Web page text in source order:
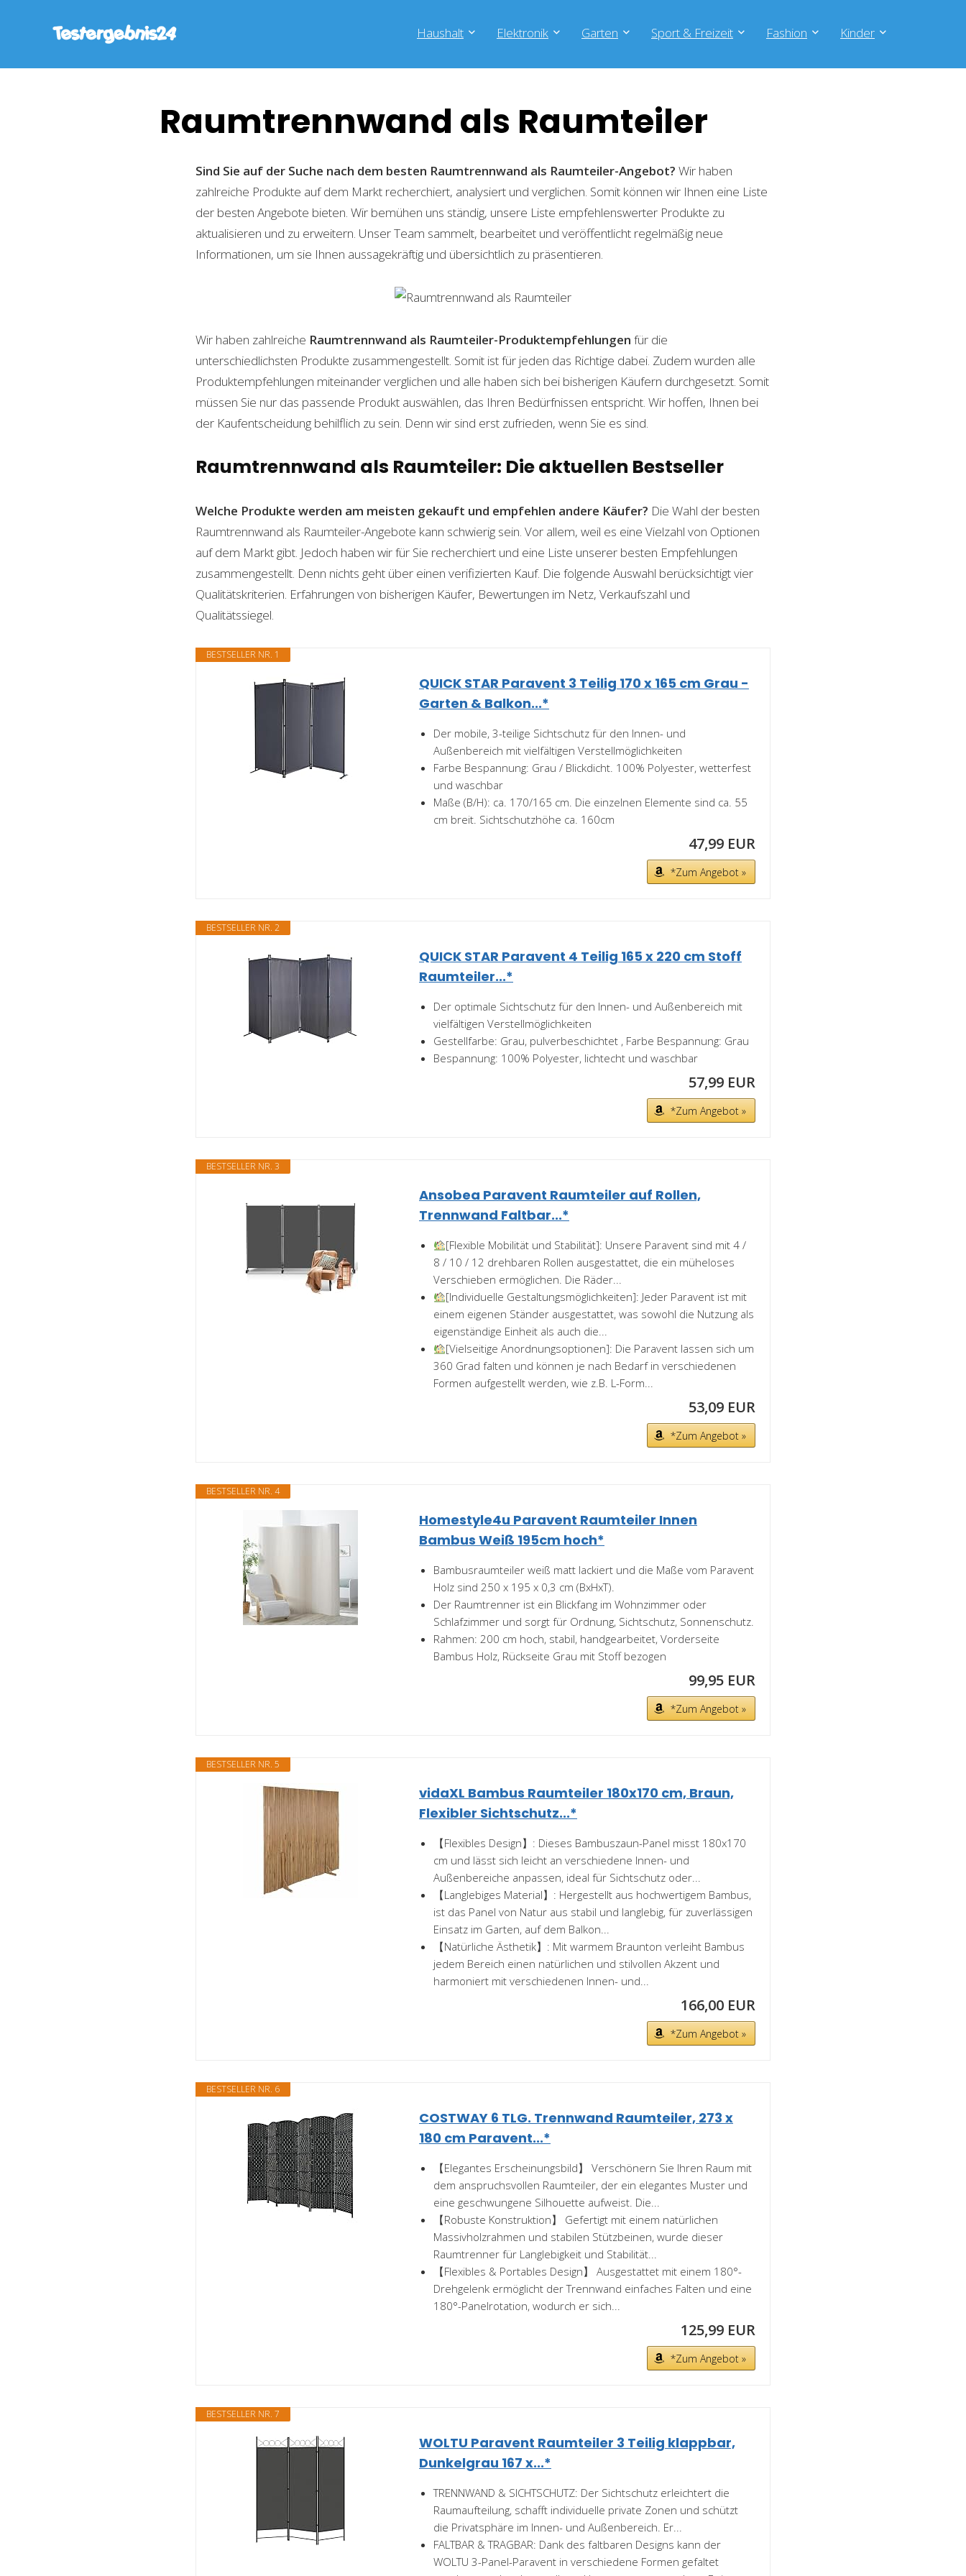
Haushalt Elektronik Garten Sport & Freizeit Fashion Kinder
Raumtrennwand als Raumteiler
Sind Sie auf der Suche nach dem besten Raumtrennwand als Raumteiler-Angebot? Wir haben
zahlreiche Produkte auf dem Markt recherchiert, analysiert und verglichen. Somit können wir Ihnen eine Liste
der besten Angebote bieten. Wir bemühen uns ständig, unsere Liste empfehlenswerter Produkte zu
aktualisieren und zu erweitern. Unser Team sammelt, bearbeitet und veröffentlicht regelmäßig neue
Informationen, um sie Ihnen aussagekräftig und übersichtlich zu präsentieren.
Wir haben zahlreiche Raumtrennwand als Raumteiler-Produktempfehlungen für die
unterschiedlichsten Produkte zusammengestellt. Somit ist für jeden das Richtige dabei. Zudem wurden alle
Produktempfehlungen miteinander verglichen und alle haben sich bei bisherigen Käufern durchgesetzt. Somit
müssen Sie nur das passende Produkt auswählen, das Ihren Bedürfnissen entspricht. Wir hoffen, Ihnen bei
der Kaufentscheidung behilflich zu sein. Denn wir sind erst zufrieden, wenn Sie es sind.
Raumtrennwand als Raumteiler: Die aktuellen Bestseller
Welche Produkte werden am meisten gekauft und empfehlen andere Käufer? Die Wahl der besten
Raumtrennwand als Raumteiler-Angebote kann schwierig sein. Vor allem, weil es eine Vielzahl von Optionen
auf dem Markt gibt. Jedoch haben wir für Sie recherchiert und eine Liste unserer besten Empfehlungen
zusammengestellt. Denn nichts geht über einen verifizierten Kauf. Die folgende Auswahl berücksichtigt vier
Qualitätskriterien. Erfahrungen von bisherigen Käufer, Bewertungen im Netz, Verkaufszahl und
Qualitätssiegel.
BESTSELLER NR. 1
QUICK STAR Paravent 3 Teilig 170 x 165 cm Grau -
Garten & Balkon...*
Der mobile, 3-teilige Sichtschutz für den Innen- und
Außenbereich mit vielfältigen Verstellmöglichkeiten
Farbe Bespannung: Grau / Blickdicht. 100% Polyester, wetterfest
und waschbar
Maße (B/H): ca. 170/165 cm. Die einzelnen Elemente sind ca. 55
cm breit. Sichtschutzhöhe ca. 160cm
47,99 EUR
*Zum Angebot »
BESTSELLER NR. 2
QUICK STAR Paravent 4 Teilig 165 x 220 cm Stoff
Raumteiler...*
Der optimale Sichtschutz für den Innen- und Außenbereich mit
vielfältigen Verstellmöglichkeiten
Gestellfarbe: Grau, pulverbeschichtet , Farbe Bespannung: Grau
Bespannung: 100% Polyester, lichtecht und waschbar
57,99 EUR
*Zum Angebot »
BESTSELLER NR. 3
Ansobea Paravent Raumteiler auf Rollen,
Trennwand Faltbar...*
[Flexible Mobilität und Stabilität]: Unsere Paravent sind mit 4 /
8 / 10 / 12 drehbaren Rollen ausgestattet, die ein müheloses
Verschieben ermöglichen. Die Räder...
[Individuelle Gestaltungsmöglichkeiten]: Jeder Paravent ist mit
einem eigenen Ständer ausgestattet, was sowohl die Nutzung als
eigenständige Einheit als auch die...
[Vielseitige Anordnungsoptionen]: Die Paravent lassen sich um
360 Grad falten und können je nach Bedarf in verschiedenen
Formen aufgestellt werden, wie z.B. L-Form...
53,09 EUR
*Zum Angebot »
BESTSELLER NR. 4
Homestyle4u Paravent Raumteiler Innen
Bambus Weiß 195cm hoch*
Bambusraumteiler weiß matt lackiert und die Maße vom Paravent
Holz sind 250 x 195 x 0,3 cm (BxHxT).
Der Raumtrenner ist ein Blickfang im Wohnzimmer oder
Schlafzimmer und sorgt für Ordnung, Sichtschutz, Sonnenschutz.
Rahmen: 200 cm hoch, stabil, handgearbeitet, Vorderseite
Bambus Holz, Rückseite Grau mit Stoff bezogen
99,95 EUR
*Zum Angebot »
BESTSELLER NR. 5
vidaXL Bambus Raumteiler 180x170 cm, Braun,
Flexibler Sichtschutz...*
【Flexibles Design】: Dieses Bambuszaun-Panel misst 180x170
cm und lässt sich leicht an verschiedene Innen- und
Außenbereiche anpassen, ideal für Sichtschutz oder...
【Langlebiges Material】: Hergestellt aus hochwertigem Bambus,
ist das Panel von Natur aus stabil und langlebig, für zuverlässigen
Einsatz im Garten, auf dem Balkon...
【Natürliche Ästhetik】: Mit warmem Braunton verleiht Bambus
jedem Bereich einen natürlichen und stilvollen Akzent und
harmoniert mit verschiedenen Innen- und...
166,00 EUR
*Zum Angebot »
BESTSELLER NR. 6
COSTWAY 6 TLG. Trennwand Raumteiler, 273 x
180 cm Paravent...*
【Elegantes Erscheinungsbild】 Verschönern Sie Ihren Raum mit
dem anspruchsvollen Raumteiler, der ein elegantes Muster und
eine geschwungene Silhouette aufweist. Die...
【Robuste Konstruktion】 Gefertigt mit einem natürlichen
Massivholzrahmen und stabilen Stützbeinen, wurde dieser
Raumtrenner für Langlebigkeit und Stabilität...
【Flexibles & Portables Design】 Ausgestattet mit einem 180°-
Drehgelenk ermöglicht der Trennwand einfaches Falten und eine
180°-Panelrotation, wodurch er sich...
125,99 EUR
*Zum Angebot »
BESTSELLER NR. 7
WOLTU Paravent Raumteiler 3 Teilig klappbar,
Dunkelgrau 167 x...*
TRENNWAND & SICHTSCHUTZ: Der Sichtschutz erleichtert die
Raumaufteilung, schafft individuelle private Zonen und schützt
die Privatsphäre im Innen- und Außenbereich. Er...
FALTBAR & TRAGBAR: Dank des faltbaren Designs kann der
WOLTU 3-Panel-Paravent in verschiedene Formen gefaltet